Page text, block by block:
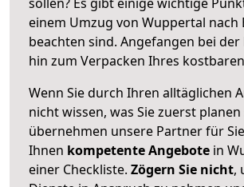
einem Umzug von Wuppertal nach
beachten sind. Angefangen bei der
hin zum Verpacken Ihres
Wenn Sie durch Ihren alltäglichen
nicht wissen, was Sie zuerst
übernehmen unsere Partner für
Ihnen kompetente Angebote in
einer Checkliste. Zögern Sie nicht,